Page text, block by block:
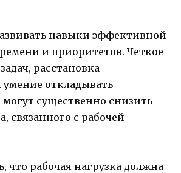
навыки эффективной
и приоритетов. Четкое
расстановка
откладывать
существенно снизить
связанного с рабочей
что рабочая нагрузка должна